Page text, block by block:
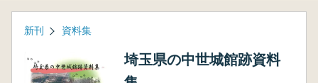
新刊 資料集
埼玉県の中世城館跡資料